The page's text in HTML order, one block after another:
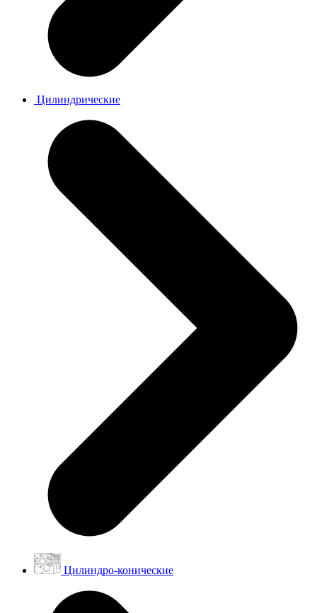
Цилиндрические
Цилиндро-конические